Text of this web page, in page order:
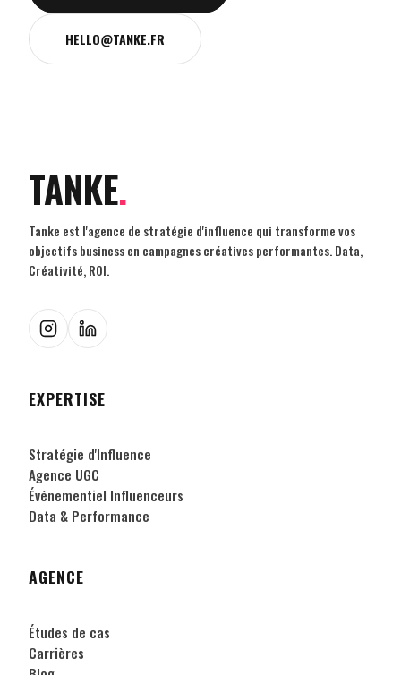
HELLO@TANKE.FR
TANKE.
Tanke est l'agence de stratégie d'influence qui transforme vos
objectifs business en campagnes créatives performantes. Data,
Créativité, ROI.
EXPERTISE
Stratégie d'Influence
Agence UGC
Événementiel Influenceurs
Data & Performance
AGENCE
Études de cas
Carrières